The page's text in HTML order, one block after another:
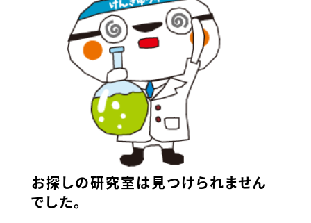
お探しの研究室は見つけられません
でした。